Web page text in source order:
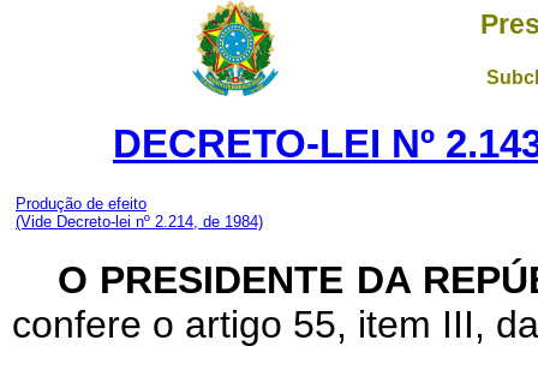
DECRETO-LEI Nº
Produção de efeito
(Vide Decreto-lei nº 2.214, de 1984)
O PRESIDENTE DA
confere o artigo 55, item III,